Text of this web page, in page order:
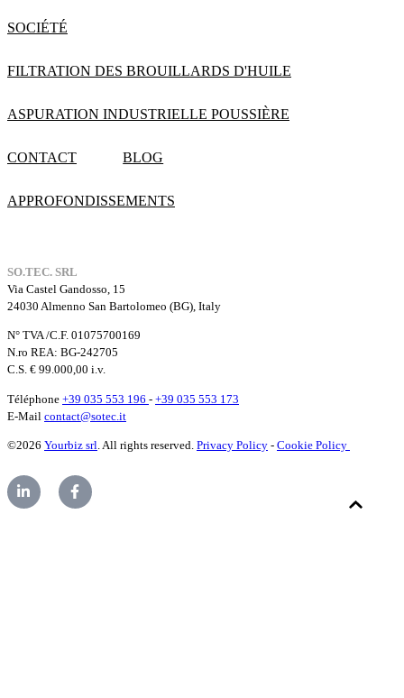
SOCIÉTÉ
FILTRATION DES BROUILLARDS D'HUILE
ASPURATION INDUSTRIELLE POUSSIÈRE
CONTACT BLOG
APPROFONDISSEMENTS
SO.TEC. SRL
Via Castel Gandosso, 15
24030 Almenno San Bartolomeo (BG), Italy
N° TVA /C.F. 01075700169
N.ro REA: BG-242705
C.S. € 99.000,00 i.v.
Téléphone +39 035 553 196 - +39 035 553 173
E-Mail contact@sotec.it
©2026 Yourbiz srl . All rights reserved. Privacy Policy - Cookie Policy